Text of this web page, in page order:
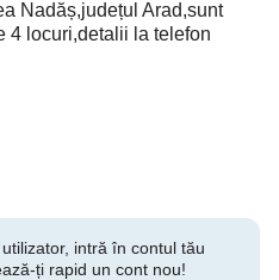
Nadăș,județul Arad,sunt
4 locuri,detalii la telefon
intră în contul tău
ți rapid un cont nou!